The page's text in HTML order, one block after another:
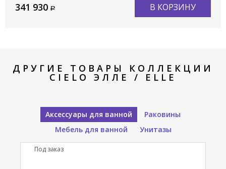
341 930 В КОРЗИНУ
ДРУГИЕ ТОВАРЫ КОЛЛЕКЦИИ
CIELO ЭЛЛЕ / ELLE
Аксессуары для ванной
Раковины
Мебель для ванной
Унитазы
Под заказ